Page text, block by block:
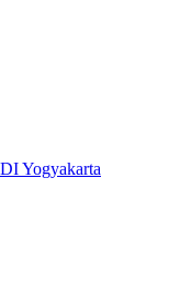
Yogyakarta